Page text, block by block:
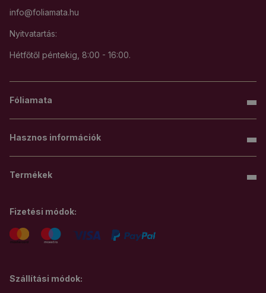
info@foliamata.hu
Nyitvatartás:
Hétfőtől péntekig, 8:00 - 16:00.
Fóliamata
Hasznos információk
Termékek
Szállítási módok:
Fizetési módok: